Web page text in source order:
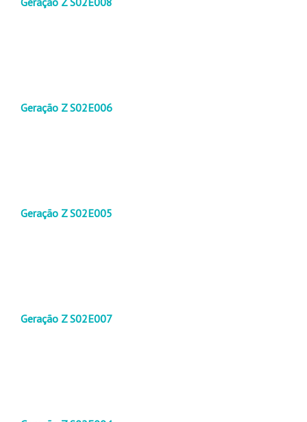
Geração Z S02E006
Geração Z S02E005
Geração Z S02E007